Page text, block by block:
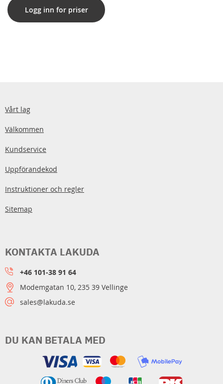
Hona / USB-A Hona 5 Gbps
0.20 m Rund Nickelplaterad
PVC Vit Plastpåse
Logg inn for priser
Vårt lag
Välkommen
Kundservice
Uppförandekod
Instruktioner och regler
Sitemap
DU KAN BETALA MED
KONTAKTA LAKUDA
+46 101-38 91 64
Modemgatan 10, 235 39 Vellinge
sales@lakuda.se